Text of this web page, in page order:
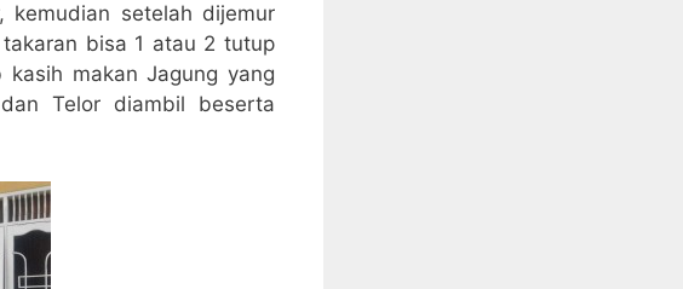
kemudian setelah dijemur
bisa 1 atau 2 tutup
makan Jagung yang
Telor diambil beserta